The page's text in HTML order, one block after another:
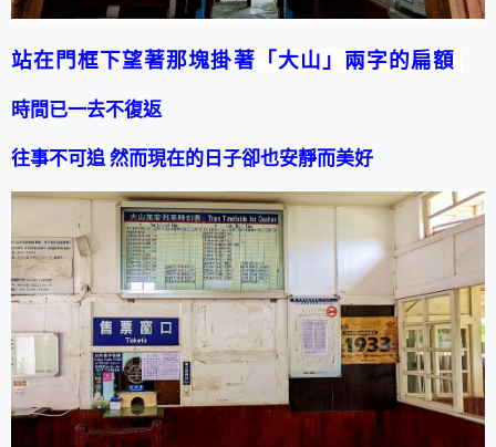
站在門框下望著那塊掛著 「大山」兩字的扁額
時間已一去不復返
往事不可追 然而現在的日子卻也安靜而美好